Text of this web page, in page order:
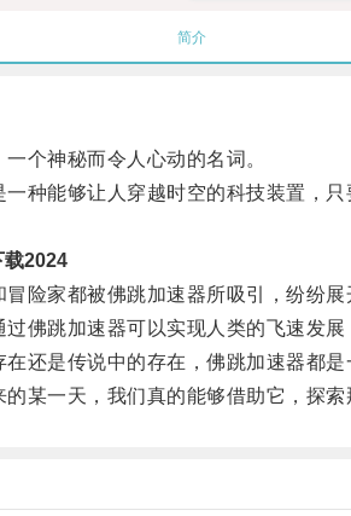
简介
神秘而令人心动的名词。
能够让人穿越时空的科技装置，只
载2024
家都被佛跳加速器所吸引，纷纷展
跳加速器可以实现人类的飞速发展
是传说中的存在，佛跳加速器都是
一天，我们真的能够借助它，探索